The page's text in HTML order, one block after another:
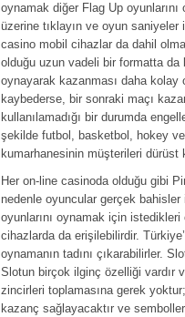
oynamak diğer Flag Up
üzerine tıklayın ve oyun
casino mobil cihazlar da dahil
olduğu uzun vadeli bir formatta
oynayarak kazanması daha kolay
kaybederse, bir sonraki maçı
kullanılamadığı bir durumda
şekilde futbol, basketbol, hokey
kumarhanesinin müşterileri dürüst
Her on-line casinoda olduğu gibi
nedenle oyuncular gerçek
oyunlarını oynamak için
cihazlarda da erişilebilirdir.
oynamanın tadını çıkarabilirler.
Slotun birçok ilginç özelliği vardır
zincirleri toplamasına gerek
kazanç sağlayacaktır ve